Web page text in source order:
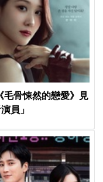
骨悚然的戀愛》見
員」